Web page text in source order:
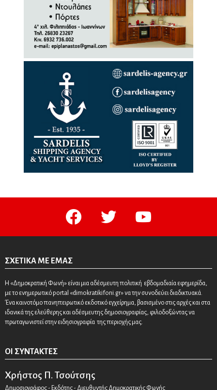
facebook twitter youtube
ΣΧΕΤΙΚΆ ΜΕ ΕΜΆΣ
Η «Δημοκρατική Φωνή» είναι μια αδέσμευτη πολιτική εβδομαδιαία εφημερίδα,
με το ενημερωτικό portal «dimokratikifoni.gr» να την συνοδεύει διαδικτυακά.
Ένα καινοτόμο πανηπειρωτικό εκδοτικό εγχείρημα, βασισμένο στις αρχές και στα
ιδανικά της ελεύθερης και αδέσμευτης δημοσιογραφίας, φιλοδοξώντας να
πρωταγωνιστεί στην ειδησιογραφία της περιοχής μας.
ΟΙ ΣΥΝΤΆΚΤΕΣ
Χρήστος Π. Τσούτσης
Δημοσιογράφος - Εκδότης - Διευθυντής Δημοκρατικής Φωνής